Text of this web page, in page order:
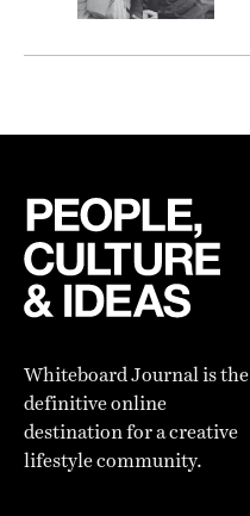
Whiteboard Journal is the
definitive online
destination for a creative
lifestyle community.